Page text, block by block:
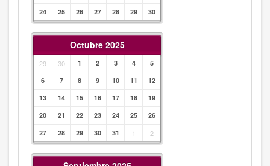
24
25 26 27 28 29 30
Octubre 2025
29 30 1 2 3 4
5
6
7 8 9 10 11
12
13
14 15 16 17 18
19
20
21 22 23 24 25
26
27
28 29 30 31 1 2